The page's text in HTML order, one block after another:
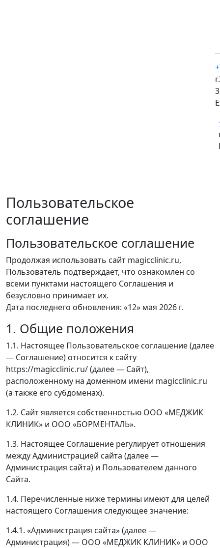
3
Пользовательское
соглашение
Пользовательское соглашение
Продолжая использовать сайт magicclinic.ru,
Пользователь подтверждает, что ознакомлен со
всеми пунктами настоящего Соглашения и
безусловно принимает их.
Дата последнего обновления: «12» мая 2026 г.
1. Общие положения
1.1. Настоящее Пользовательское соглашение (далее
— Соглашение) относится к сайту
https://magicclinic.ru/ (далее — Сайт),
расположенному на доменном имени magicclinic.ru
(а также его субдоменах).
1.2. Сайт является собственностью ООО «МЕДЖИК
КЛИНИК» и ООО «БОРМЕНТАЛЬ».
1.3. Настоящее Соглашение регулирует отношения
между Администрацией сайта (далее —
Администрация сайта) и Пользователем данного
Сайта.
1.4. Перечисленные ниже термины имеют для целей
настоящего Соглашения следующее значение:
1.4.1. «Администрация сайта» (далее —
Администрация) — ООО «МЕДЖИК КЛИНИК» и ООО